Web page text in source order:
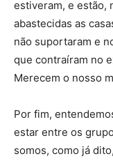
estiveram, e estão,
abastecidas as
não suportaram e
que contraíram no
Merecem o nosso
Por fim,
estar entre os
somos, como já